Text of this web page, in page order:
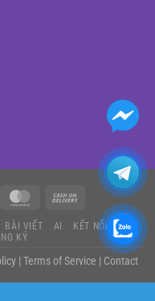
BÀI VIẾT AI
KẾT NỐI
KÝ
| Terms of Service | Contact